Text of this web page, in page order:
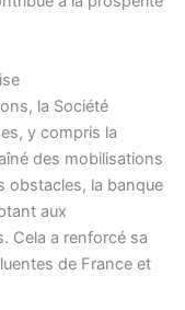
la Société
y compris la
des mobilisations
obstacles, la banque
aux
Cela a renforcé sa
de France et